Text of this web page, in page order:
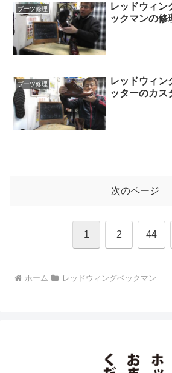
ブーツ修理
レッドウィン
ックマンの修
ブーツ修理
レッドウィン
ッターのカス
次のページ
1 2 44
ホーム レッドウィングベックマン